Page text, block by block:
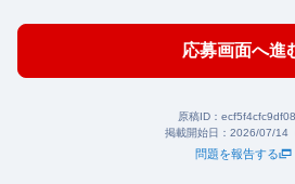
応募画面へ進
原稿ID：
掲載開始日： 2026/07/14
問題を報告する